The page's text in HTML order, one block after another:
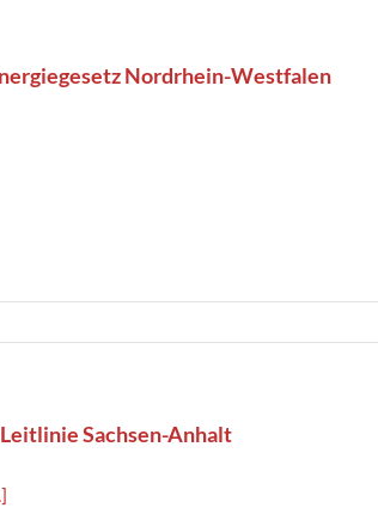
Nordrhein-Westfalen
Sachsen-Anhalt